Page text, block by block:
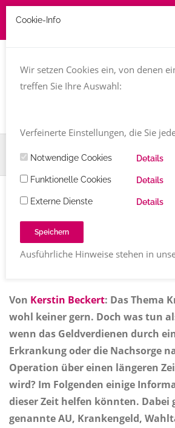
Freiberuflich und krank:
WISSEN/TIPPS & HILFEN
Freiberuflich und krank:
Redaktion Texttreff Kommentare
Von Kerstin Beckert: Das Thema
wohl keiner gern. Doch was tun
wenn das Geldverdienen durch
Erkrankung oder die Nachsorge
Operation über einen längeren
wird? Im Folgenden einige
dieser Zeit helfen könnten. Dabei
genannte AU, Krankengeld,
Cookie-Info
Wir setzen Cookies ein, von denen
treffen Sie Ihre Auswahl:
Verfeinerte Einstellungen, die Sie
Notwendige Cookies Details
Funktionelle Cookies Details
Externe Dienste Details
Speichern
Ausführliche Hinweise stehen in